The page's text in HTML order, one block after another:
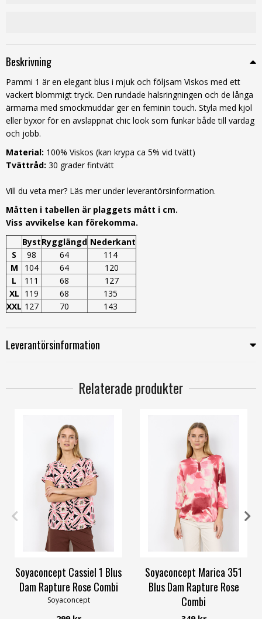
Beskrivning
Pammi 1 är en elegant blus i mjuk och följsam Viskos med ett
vackert blommigt tryck. Den rundade halsringningen och de långa
ärmarna med smockmuddar ger en feminin touch. Styla med kjol
eller byxor för en avslappnat chic look som funkar både till vardag
och jobb.
Material: 100% Viskos (kan krypa ca 5% vid tvätt)
Tvättråd: 30 grader fintvätt
Vill du veta mer? Läs mer under leverantörsinformation.
Måtten i tabellen är plaggets mått i cm.
Viss avvikelse kan förekomma.
BystRygglängd Nederkant
S
98 64
114
M
104 64
120
L
111 68
127
XL 119 68
135
XXL 127 70 143
Leverantörsinformation
Relaterade produkter
S M XL XXL
Soyaconcept Cassiel 1 Blus
Dam Rapture Rose Combi
Soyaconcept
XXL
Soyaconcept Marica 351
Blus Dam Rapture Rose
Combi
Soyaconcept